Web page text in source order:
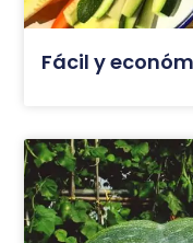
Fácil y